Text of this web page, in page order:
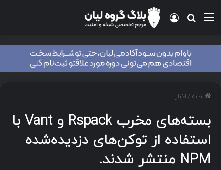
منو جستجو برای
ورود
خانه/ اخبار
بسته‌های مخرب Rspack و Vant با
استفاده از توکن‌های دزدیده‌شده
NPM منتشر شدند.